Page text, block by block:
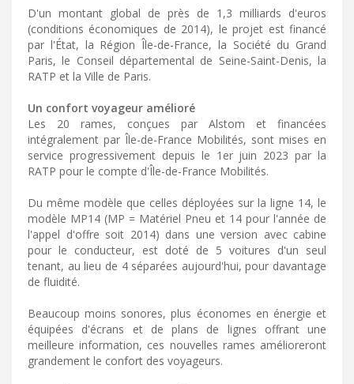
D'un montant global de près de 1,3 milliards d'euros
(conditions économiques de 2014), le projet est financé
par l'État, la Région Île-de-France, la Société du Grand
Paris, le Conseil départemental de Seine-Saint-Denis, la
RATP et la Ville de Paris.
Un confort voyageur amélioré
Les 20 rames, conçues par Alstom et financées
intégralement par Île-de-France Mobilités, sont mises en
service progressivement depuis le 1er juin 2023 par la
RATP pour le compte d'Île-de-France Mobilités.
Du même modèle que celles déployées sur la ligne 14, le
modèle MP14 (MP = Matériel Pneu et 14 pour l'année de
l'appel d'offre soit 2014) dans une version avec cabine
pour le conducteur, est doté de 5 voitures d'un seul
tenant, au lieu de 4 séparées aujourd'hui, pour davantage
de fluidité.
Beaucoup moins sonores, plus économes en énergie et
équipées d'écrans et de plans de lignes offrant une
meilleure information, ces nouvelles rames amélioreront
grandement le confort des voyageurs.